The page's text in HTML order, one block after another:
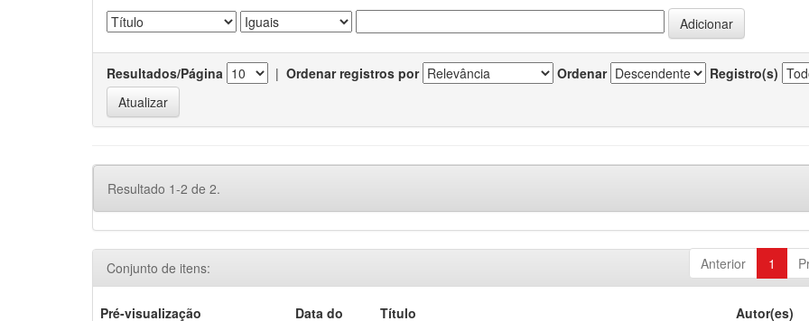
Resultados/Página | Ordenar registros por Ordenar Registro(s)
Resultado 1-2 de 2.
Anterior 1
Conjunto de itens:
Pré-visualização Data do Título Autor(es)